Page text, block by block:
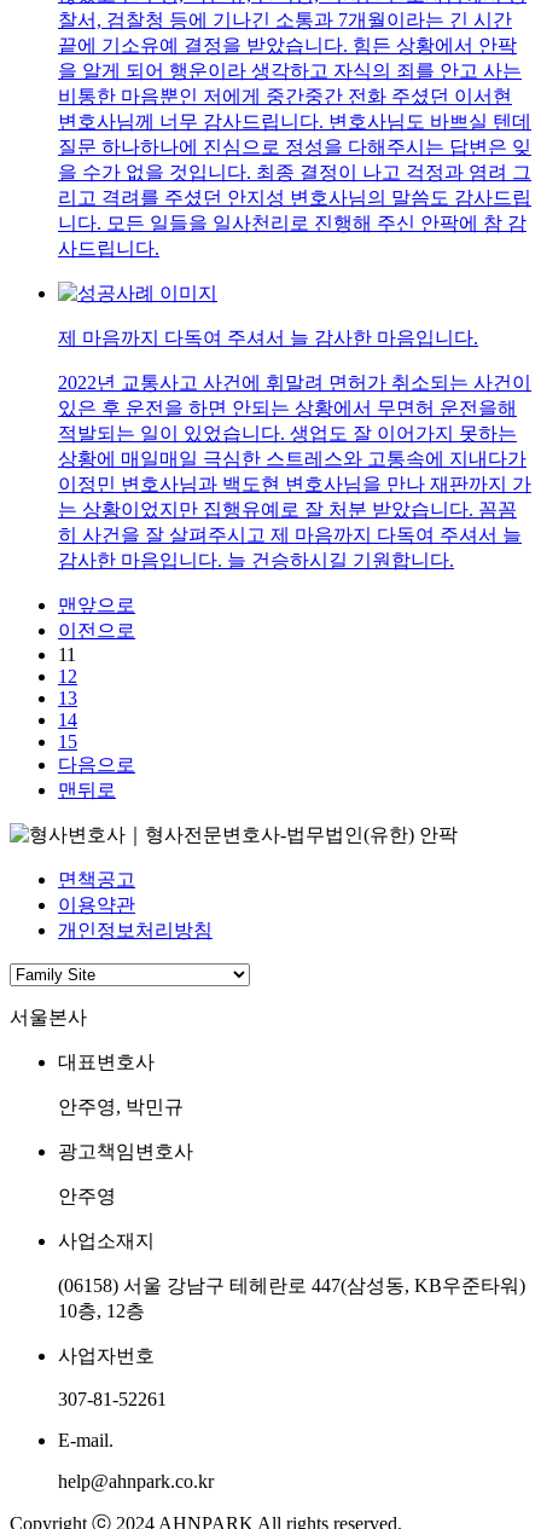
찰서, 검찰청 등에 기나긴 소통과 7개월이라는 긴 시간
끝에 기소유예 결정을 받았습니다. 힘든 상황에서 안팍
을 알게 되어 행운이라 생각하고 자식의 죄를 안고 사는
비통한 마음뿐인 저에게 중간중간 전화 주셨던 이서현
변호사님께 너무 감사드립니다. 변호사님도 바쁘실 텐데
질문 하나하나에 진심으로 정성을 다해주시는 답변은 잊
을 수가 없을 것입니다. 최종 결정이 나고 걱정과 염려 그
리고 격려를 주셨던 안지성 변호사님의 말씀도 감사드립
니다. 모든 일들을 일사천리로 진행해 주신 안팍에 참 감
사드립니다.
제 마음까지 다독여 주셔서 늘 감사한 마음입니다.
2022년 교통사고 사건에 휘말려 면허가 취소되는 사건이
있은 후 운전을 하면 안되는 상황에서 무면허 운전을해
적발되는 일이 있었습니다. 생업도 잘 이어가지 못하는
상황에 매일매일 극심한 스트레스와 고통속에 지내다가
이정민 변호사님과 백도현 변호사님을 만나 재판까지 가
는 상황이었지만 집행유예로 잘 처분 받았습니다. 꼼꼼
히 사건을 잘 살펴주시고 제 마음까지 다독여 주셔서 늘
감사한 마음입니다. 늘 건승하시길 기원합니다.
맨앞으로
이전으로
11
12
13
14
15
다음으로
맨뒤로
면책공고
이용약관
개인정보처리방침
서울본사
대표변호사
안주영, 박민규
광고책임변호사
안주영
사업소재지
(06158) 서울 강남구 테헤란로 447(삼성동, KB우준타워)
10층, 12층
사업자번호
307-81-52261
E-mail.
help@ahnpark.co.kr
Copyright ⓒ 2024 AHNPARK All rights reserved.